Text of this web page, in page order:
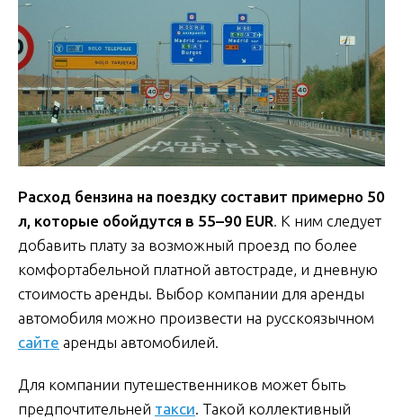
Расход бензина на поездку составит примерно 50
л, которые обойдутся в 55–90 EUR. К ним следует
добавить плату за возможный проезд по более
комфортабельной платной автостраде, и дневную
стоимость аренды. Выбор компании для аренды
автомобиля можно произвести на русскоязычном
сайте аренды автомобилей.
Для компании путешественников может быть
предпочтительней такси. Такой коллективный